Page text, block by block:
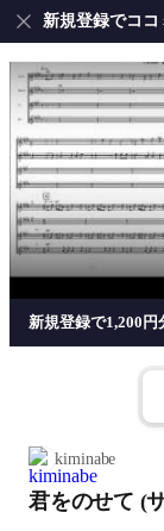
新規登録でココ
新規登録で1,200
kiminabe
君をのせて (